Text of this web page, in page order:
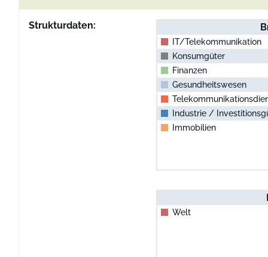
Strukturdaten:
IT/ Telekommunikation
Konsumgüter
Finanzen
Gesundheitswesen
Industrie /
Immobilien
Welt